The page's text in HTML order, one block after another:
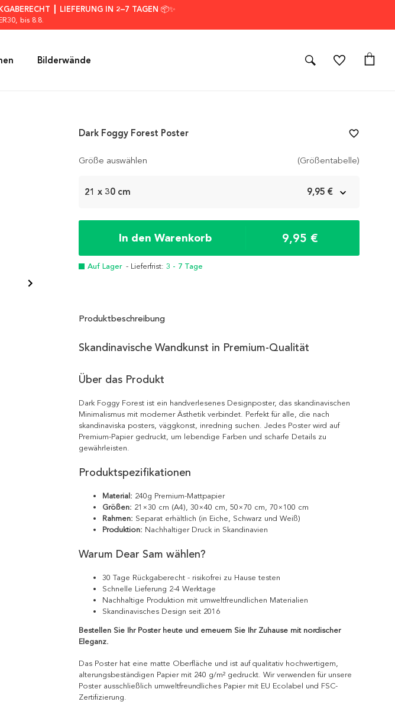
┃ LIEFERUNG IN 2–7 TAGEN 📦✨
, bis 8.8.
Bilderwände
Größe auswählen (Größentabelle)
21 x 30 cm 9,95 €
In den Warenkorb 9,95 €
Auf Lager - Lieferfrist: 3 - 7 Tage
Dark Foggy Forest Poster favorite_border
Produktbeschreibung
Skandinavische Wandkunst in Premium-Qualität
Über das Produkt
Dark Foggy Forest ist ein handverlesenes Designposter, das skandinavischen
Minimalismus mit moderner Ästhetik verbindet. Perfekt für alle, die nach
skandinaviska posters, väggkonst, inredning suchen. Jedes Poster wird auf
Premium-Papier gedruckt, um lebendige Farben und scharfe Details zu
gewährleisten.
Produktspezifikationen
Material: 240g Premium-Mattpapier
Größen: 21×30 cm (A4), 30×40 cm, 50×70 cm, 70×100 cm
Rahmen: Separat erhältlich (in Eiche, Schwarz und Weiß)
Produktion: Nachhaltiger Druck in Skandinavien
Warum Dear Sam wählen?
30 Tage Rückgaberecht - risikofrei zu Hause testen
Schnelle Lieferung 2-4 Werktage
Nachhaltige Produktion mit umweltfreundlichen Materialien
Skandinavisches Design seit 2016
Bestellen Sie Ihr Poster heute und erneuern Sie Ihr Zuhause mit nordischer
Eleganz.
Das Poster hat eine matte Oberfläche und ist auf qualitativ hochwertigem,
alterungsbeständigen Papier mit 240 g/m² gedruckt. Wir verwenden für unsere
Poster ausschließlich umweltfreundliches Papier mit EU Ecolabel und FSC-
Zertifizierung.